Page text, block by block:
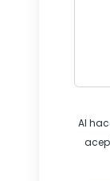
Al